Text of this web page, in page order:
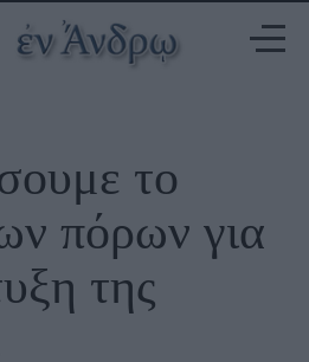
το
πόρων για
της